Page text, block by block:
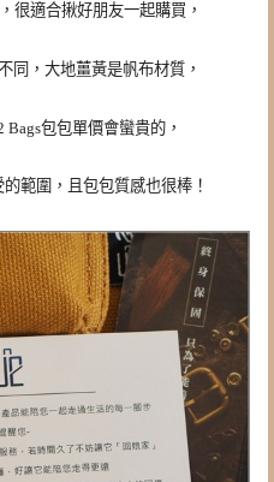
很適合揪好朋友一起購買，
同，大地薑黃是帆布材質，
Bags包包單價會蠻貴的，
範圍，且包包質感也很棒！